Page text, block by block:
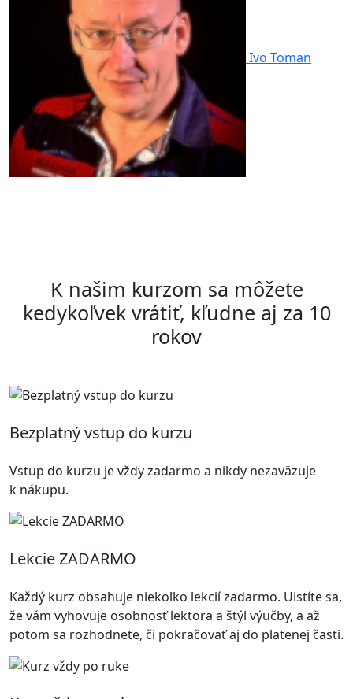
Ivo Toman
K našim kurzom sa môžete
kedykoľvek vrátiť, kľudne aj za 10
rokov
Bezplatný vstup do kurzu
Vstup do kurzu je vždy zadarmo a nikdy nezaväzuje
k nákupu.
Lekcie ZADARMO
Každý kurz obsahuje niekoľko lekcií zadarmo. Uistíte sa,
že vám vyhovuje osobnosť lektora a štýl výučby, a až
potom sa rozhodnete, či pokračovať aj do platenej časti.